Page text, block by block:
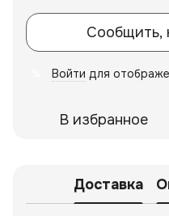
Сообщить,
Войти для
В избранное
Доставка